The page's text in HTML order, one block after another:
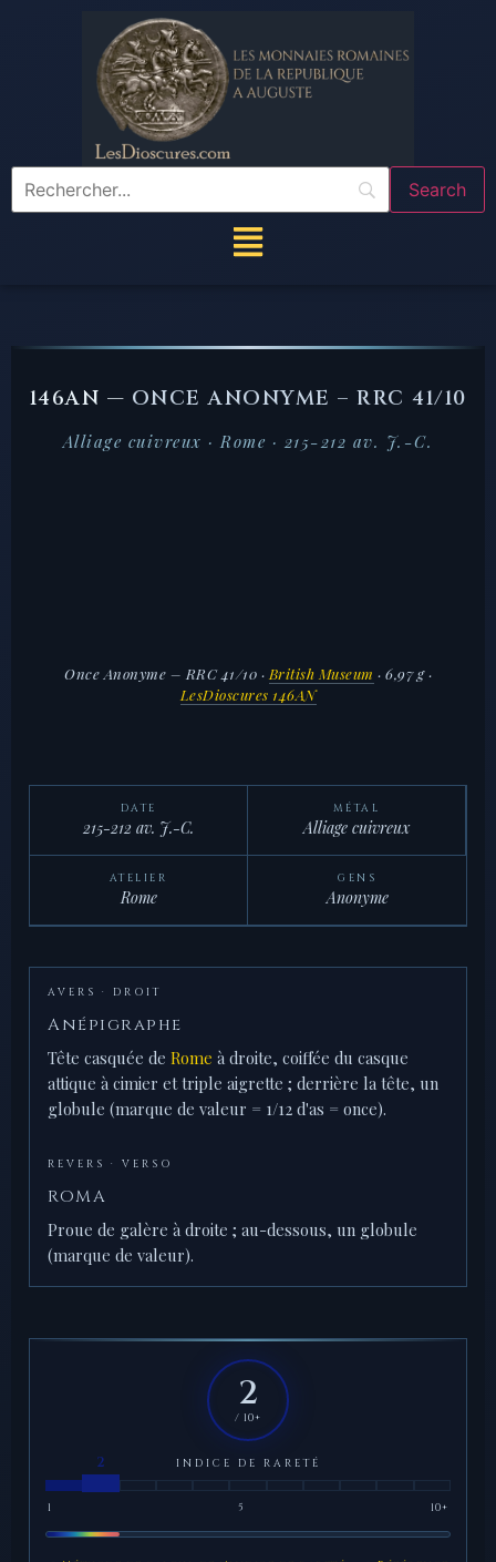
146AN — ONCE ANONYME – RRC 41/10
Alliage cuivreux · Rome · 215-212 av. J.-C.
Once Anonyme – RRC 41/10 · British Museum · 6,97 g ·
LesDioscures 146AN
DATE
215-212 av. J.-C.
MÉTAL
Alliage cuivreux
ATELIER
Rome
GENS
Anonyme
AVERS · DROIT
Anépigraphe
Tête casquée de Rome à droite, coiffée du casque
attique à cimier et triple aigrette ; derrière la tête, un
globule (marque de valeur = 1/12 d'as = once).
REVERS · VERSO
ROMA
Proue de galère à droite ; au-dessous, un globule
(marque de valeur).
2
/ 10+
INDICE DE RARETÉ
1 5 10+